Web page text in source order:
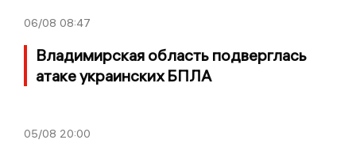
06/08 08:47
Владимирская область подверглась
атаке украинских БПЛА
05/08 20:00